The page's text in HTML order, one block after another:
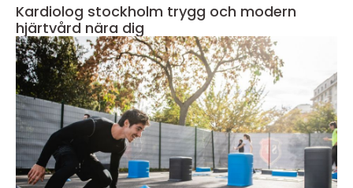
Kardiolog stockholm trygg och modern
hjärtvård nära dig